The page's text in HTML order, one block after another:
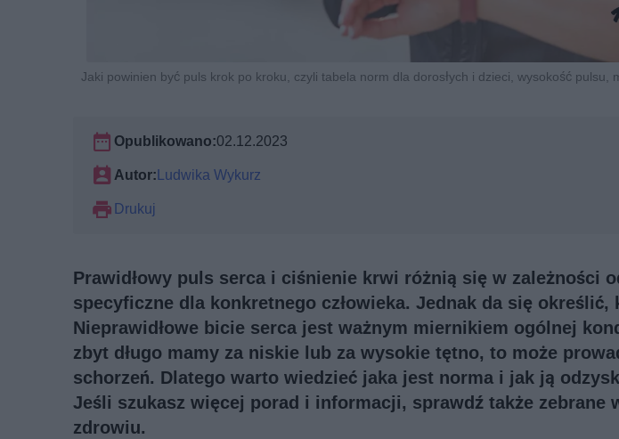
Jaki powinien być puls krok po kroku, czyli tabela norm dla dorosłych i dzieci, wysokość pulsu,
Opublikowano:02.12.2023
Autor:Ludwika Wykurz
Drukuj
Prawidłowy puls serca i ciśnienie krwi różnią się w zależności
specyficzne dla konkretnego człowieka. Jednak da się określić,
Nieprawidłowe bicie serca jest ważnym miernikiem ogólnej
zbyt długo mamy za niskie lub za wysokie tętno, to może
schorzeń. Dlatego warto wiedzieć jaka jest norma i jak ją
Jeśli szukasz więcej porad i informacji, sprawdź także zebrane
zdrowiu.